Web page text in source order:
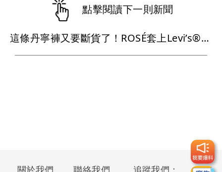
點擊閱讀下一則新聞
這條丹寧褲又要斷貨了！ROSÉ套上Levi’s®腰細、腿長有夠燒
關於我們 聯絡我們 追蹤我們：